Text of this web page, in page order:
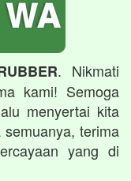
. Nikmati
kami! Semoga
menyertai kita
terima
yang di